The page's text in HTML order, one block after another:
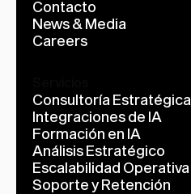
Contacto
News & Media
Careers
Consultoría Estratégica
Integraciones de IA
Formación en IA
Análisis Estratégico
Escalabilidad Operativa
Soporte y Retención